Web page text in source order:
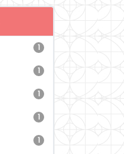
1
1
1
1
1